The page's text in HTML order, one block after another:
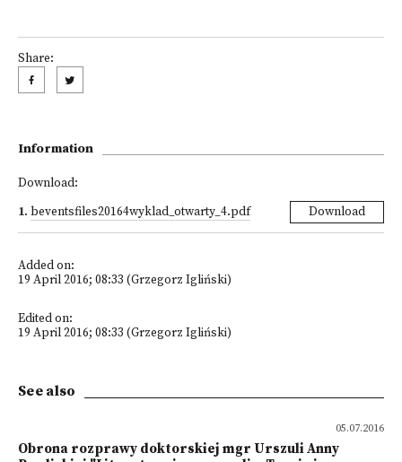
Share:
Information
Download:
1. beventsfiles20164wyklad_otwarty_4.pdf Download
Added on:
19 April 2016; 08:33 (Grzegorz Igliński)
Edited on:
19 April 2016; 08:33 (Grzegorz Igliński)
See also
05.07.2016
Obrona rozprawy doktorskiej mgr Urszuli Anny